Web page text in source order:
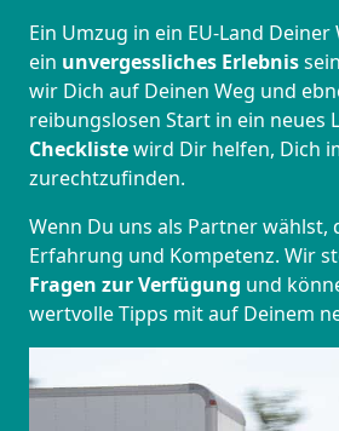
Ein Umzug in ein EU-Land
ein unvergessliches Erlebnis
wir Dich auf Deinen Weg und
reibungslosen Start in ein neues
Checklistewird Dir helfen, Dich
zurechtzufinden.
Wenn Du uns als Partner wählst,
Erfahrung und Kompetenz. Wir
Fragen zur Verfügung und
wertvolle Tipps mit auf Deinem